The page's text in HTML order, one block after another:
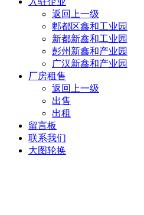
返回上一级
郫都区鑫和工业园
新都新鑫和工业园
彭州新鑫和产业园
广汉新鑫和产业园
厂房租售
返回上一级
出售
出租
留言板
联系我们
大图轮换